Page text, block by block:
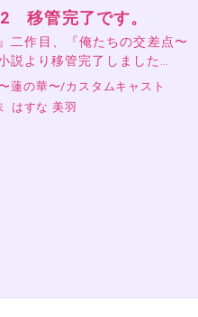
移管完了です。
二作目、『俺たちの交差点〜
説より移管完了しました…
蓮の華〜/カスタムキャスト
はすな 美羽